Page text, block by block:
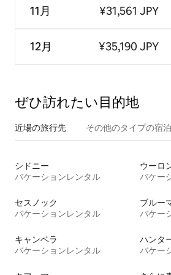
11月
12月
¥31,561 JPY
¥35,190 JPY
ぜひ訪⁠れ⁠た⁠い目⁠的⁠地
近場の旅行先 その他のタ⁠イ⁠プ⁠の宿⁠
シドニー
バケーションレンタル
ウーロ
バケー
セスノック
バケーションレンタル
ブルー
バケー
キャンベラ
バケーションレンタル
ハンタ
バケー